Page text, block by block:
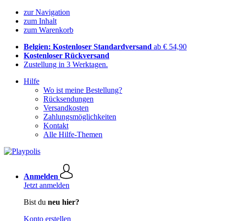
zur Navigation
zum Inhalt
zum Warenkorb
Belgien: Kostenloser Standardversand ab € 54,90
Kostenloser Rückversand
Zustellung in 3 Werktagen.
Hilfe
Wo ist meine Bestellung?
Rücksendungen
Versandkosten
Zahlungsmöglichkeiten
Kontakt
Alle Hilfe-Themen
Anmelden
Jetzt anmelden
Bist du neu hier?
Konto erstellen